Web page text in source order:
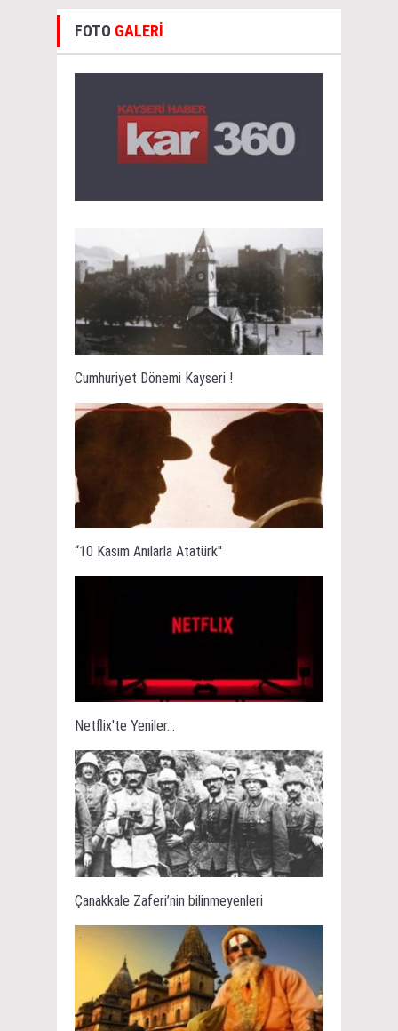
FOTO GALERİ
Cumhuriyet Dönemi Kayseri !
“10 Kasım Anılarla Atatürk''
Netflix'te Yeniler...
Çanakkale Zaferi’nin bilinmeyenleri